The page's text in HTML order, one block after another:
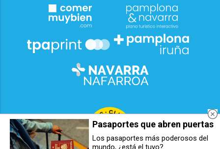
Pasaportes que abren puertas
Los pasaportes más poderosos del
mundo, ¿está el tuyo?